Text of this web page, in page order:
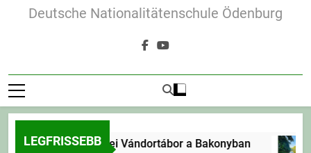
Deutsche Nationalitätenschule Ödenburg
LEGFRISSEBBErdei Vándortábor a Bakonyban